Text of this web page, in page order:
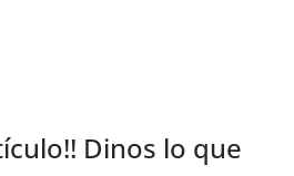
Dinos lo que